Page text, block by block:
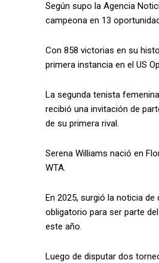
Según supo la Agencia
campeona en 13
Con 858 victorias en su
primera instancia en el US
La segunda tenista
recibió una invitación de
de su primera rival.
Serena Williams nació en
WTA.
En 2025, surgió la noticia
obligatorio para ser parte
este año.
Luego de disputar dos